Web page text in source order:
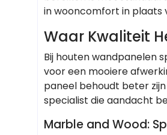
in wooncomfort in plaats
Waar Kwaliteit
Bij houten wandpanelen
voor een mooiere
paneel behoudt beter
specialist die aandacht
Marble and Wood: